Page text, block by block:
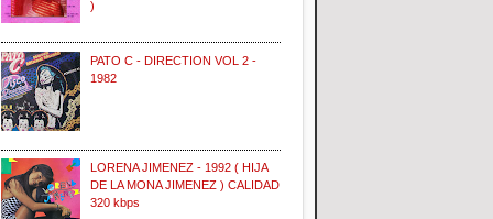
)
PATO C - DIRECTION VOL 2 -
1982
LORENA JIMENEZ - 1992 ( HIJA
DE LA MONA JIMENEZ ) CALIDAD
320 kbps